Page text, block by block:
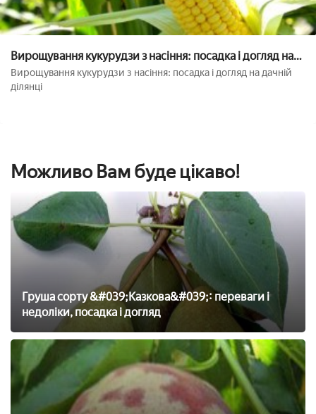
Вирощування кукурудзи з насіння: посадка і догляд на
дачній ділянці
Вирощування кукурудзи з насіння: посадка і догляд на дачній
ділянці
Можливо Вам буде цікаво!
Груша сорту &#039;Казкова&#039;: переваги і
недоліки, посадка і догляд